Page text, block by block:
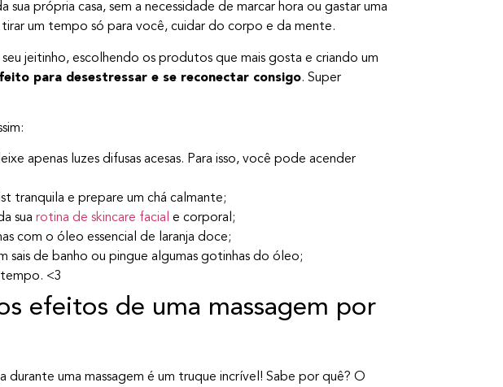
própria casa, sem a necessidade de marcar hora ou gastar uma
um tempo só para você, cuidar do corpo e da mente.
jeitinho, escolhendo os produtos que mais gosta e criando um
para desestressar e se reconectar consigo. Super
apenas luzes difusas acesas. Para isso, você pode acender
tranquila e prepare um chá calmante;
sua rotina de skincare facial e corporal;
com o óleo essencial de laranja doce;
sais de banho ou pingue algumas gotinhas do óleo;
<3
efeitos de uma massagem por
durante uma massagem é um truque incrível! Sabe por quê? O